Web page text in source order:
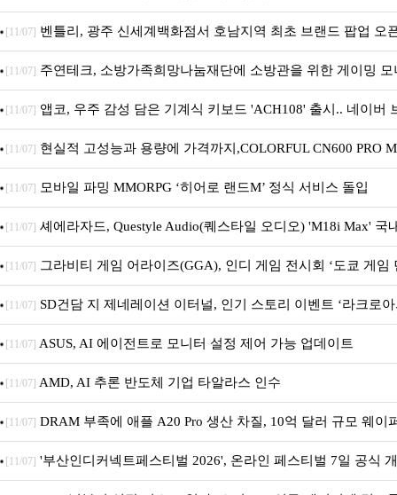
X870E EDITION 20 국내 출시 예정
[11/07] 벤틀리, 광주 신세계백화점서 호남지역 최초 브랜드 팝업 오
[11/07] 주연테크, 소방가족희망나눔재단에 소방관을 위한 게이밍 모
트 펫 침대 기부
[11/07] 앱코, 우주 감성 담은 기계식 키보드 'ACH108' 출시.. 네이버
기획전 진행
[11/07] 현실적 고성능과 용량에 가격까지,COLORFUL CN600 PRO
디앤디컴 1TB
[11/07] 모바일 파밍 MMORPG ‘히어로 랜드M’ 정식 서비스 돌입
[11/07] 셰에라자드, Questyle Audio(퀘스타일 오디오) 'M18i Max' 국
시
[11/07] 그라비티 게임 어라이즈(GGA), 인디 게임 전시회 ‘도쿄 게임
참가!
[11/07] SD건담 지 제네레이션 이터널, 인기 스토리 이벤트 ‘라크로아
재개최 및 풍성한 기념 이벤트 실시!
[11/07] ASUS, AI 에이전트로 모니터 설정 제어 가능 업데이트
[11/07] AMD, AI 추론 반도체 기업 타알라스 인수
[11/07] DRAM 부족에 애플 A20 Pro 생산 차질, 10억 달러 규모 웨이
[11/07] '부산인디커넥트페스티벌 2026', 온라인 페스티벌 7일 공식